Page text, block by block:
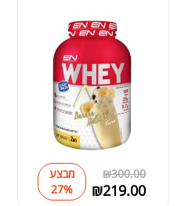
₪300.00
₪219.00
מבצע
27%